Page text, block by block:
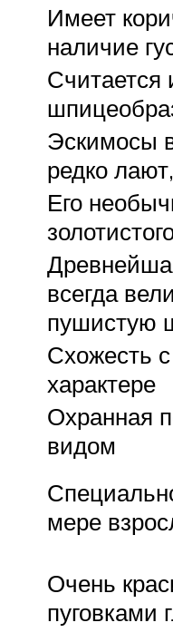
Имеет
наличие
Считается
Эскимосы
редко
Его
всегда
пушистую
Схожесть
характере
Охранная
видом
мере
Очень
пуговками